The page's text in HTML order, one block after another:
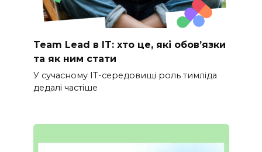
Team Lead в IT: хто це, які обов’язки
та як ним стати
У сучасному IT-середовищі роль тимліда
дедалі частіше